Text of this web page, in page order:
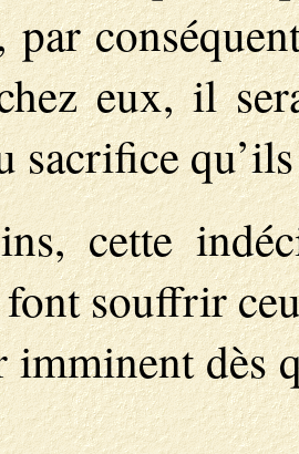
eux, il
sacrifice
cette
souffrir
imminent dès